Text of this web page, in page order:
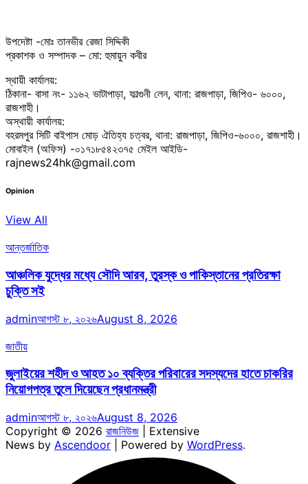
উপদেষ্টা -মোঃ তানভীর রেজা সিদ্দিকী
প্রকাশক ও সম্পাদক – মো: হুমায়ুন কবীর
স্থায়ী কার্যালয়:
ঠিকানা- বাসা নং- ১১৬২ ভাটাপাড়া, ফাল্গুনী লেন, থানা: রাজপাড়া, জিপিও- ৬০০০,
রাজশাহী।
অস্থায়ী কার্যালয়:
বহরমপুর সিটি বাইপাস মোড় ঐতিহ্য চত্বর, থানা: রাজপাড়া, জিপিও-৬০০০, রাজশাহী।
মোবাইল (অফিস) -০১৭১৮৫৪২৩৭৫ মেইল আইডি-
rajnews24hk@gmail.com
Opinion
View All
আন্তর্জাতিক
আঞ্চলিক যুদ্ধের মধ্যে সৌদি আরব, তুরস্ক ও পাকিস্তানের প্রতিরক্ষা
চুক্তি সই
adminআগস্ট ৮, ২০২৬August 8, 2026
জাতীয়
জুলাইয়ের শহীদ ও আহত ১০ ব্যক্তির পরিবারের সদস্যদের হাতে চাকরির
নিয়োগপত্র তুলে দিয়েছেন প্রধানমন্ত্রী
adminআগস্ট ৮, ২০২৬August 8, 2026
Copyright © 2026 রাজনিউজ | Extensive
News by Ascendoor | Powered by WordPress.